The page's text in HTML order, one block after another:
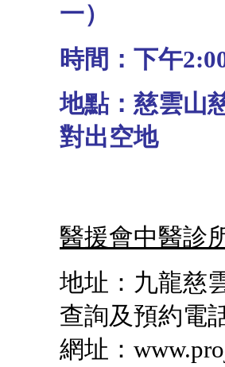
一）
時間：下午
地點：慈雲山
對出空地
醫援會中醫診
地址：九龍慈
查詢及預約電
網址：